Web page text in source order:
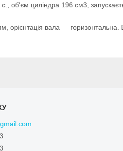
об'єм циліндра 196 см3,
вала — горизонтальна.